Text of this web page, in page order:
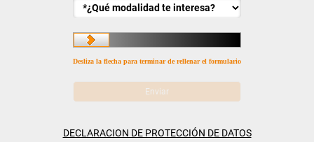
Desliza la flecha para terminar de rellenar el formulario
DECLARACION DE PROTECCIÓN DE DATOS